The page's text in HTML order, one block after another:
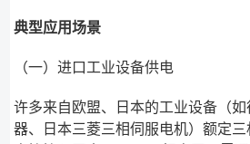
典型应用场景
（一）进口工业设备供电
许多来自欧盟、日本的工业设备（
器、日本三菱三相伺服电机）额定